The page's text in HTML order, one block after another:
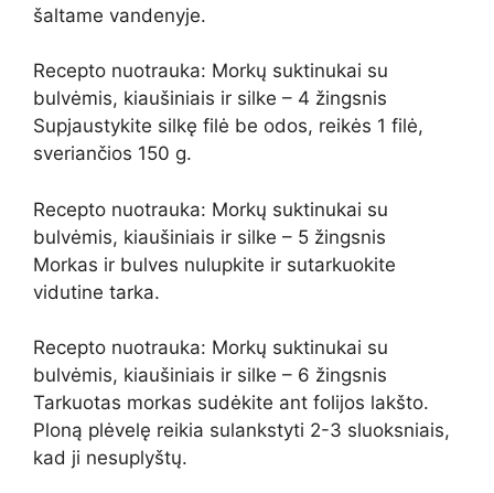
šaltame vandenyje.
Recepto nuotrauka: Morkų suktinukai su
bulvėmis, kiaušiniais ir silke – 4 žingsnis
Supjaustykite silkę filė be odos, reikės 1 filė,
sveriančios 150 g.
Recepto nuotrauka: Morkų suktinukai su
bulvėmis, kiaušiniais ir silke – 5 žingsnis
Morkas ir bulves nulupkite ir sutarkuokite
vidutine tarka.
Recepto nuotrauka: Morkų suktinukai su
bulvėmis, kiaušiniais ir silke – 6 žingsnis
Tarkuotas morkas sudėkite ant folijos lakšto.
Ploną plėvelę reikia sulankstyti 2-3 sluoksniais,
kad ji nesuplyštų.